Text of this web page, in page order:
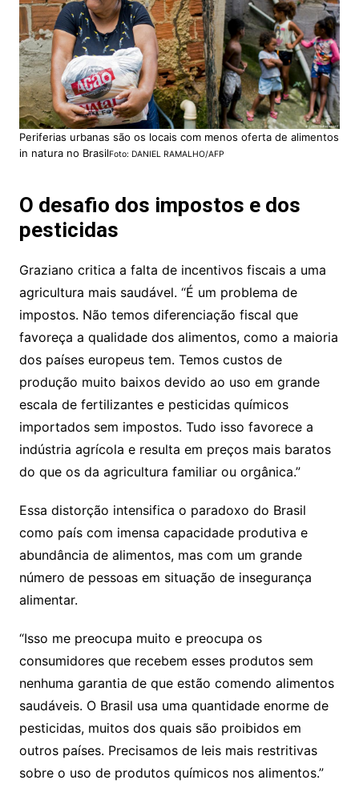
Periferias urbanas são os locais com menos oferta de alimentos
in natura no BrasilFoto: DANIEL RAMALHO/AFP
O desafio dos impostos e dos
pesticidas
Graziano critica a falta de incentivos fiscais a uma
agricultura mais saudável. “É um problema de
impostos. Não temos diferenciação fiscal que
favoreça a qualidade dos alimentos, como a maioria
dos países europeus tem. Temos custos de
produção muito baixos devido ao uso em grande
escala de fertilizantes e pesticidas químicos
importados sem impostos. Tudo isso favorece a
indústria agrícola e resulta em preços mais baratos
do que os da agricultura familiar ou orgânica.”
Essa distorção intensifica o paradoxo do Brasil
como país com imensa capacidade produtiva e
abundância de alimentos, mas com um grande
número de pessoas em situação de insegurança
alimentar.
“Isso me preocupa muito e preocupa os
consumidores que recebem esses produtos sem
nenhuma garantia de que estão comendo alimentos
saudáveis. O Brasil usa uma quantidade enorme de
pesticidas, muitos dos quais são proibidos em
outros países. Precisamos de leis mais restritivas
sobre o uso de produtos químicos nos alimentos.”